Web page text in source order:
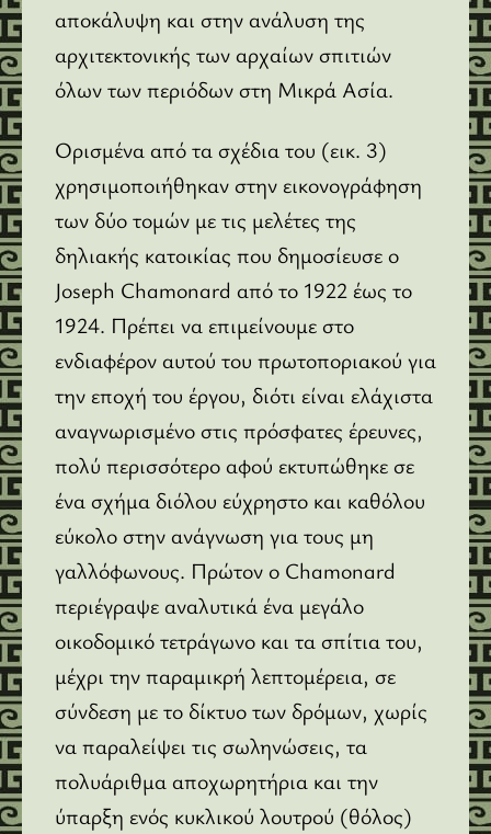
αποκάλυψη και στην ανάλυση της
αρχιτεκτονικής των αρχαίων σπιτιών
όλων των περιόδων στη Μικρά Ασία.
Ορισμένα από τα σχέδια του (εικ. 3)
χρησιμοποιήθηκαν στην εικονογράφηση
των δύο τομών με τις μελέτες της
δηλιακής κατοικίας που δημοσίευσε ο
Joseph Chamonard από το 1922 έως το
1924. Πρέπει να επιμείνουμε στο
ενδιαφέρον αυτού του πρωτοποριακού για
την εποχή του έργου, διότι είναι ελάχιστα
αναγνωρισμένο στις πρόσφατες έρευνες,
πολύ περισσότερο αφού εκτυπώθηκε σε
ένα σχήμα διόλου εύχρηστο και καθόλου
εύκολο στην ανάγνωση για τους μη
γαλλόφωνους. Πρώτον ο Chamonard
περιέγραψε αναλυτικά ένα μεγάλο
οικοδομικό τετράγωνο και τα σπίτια του,
μέχρι την παραμικρή λεπτομέρεια, σε
σύνδεση με το δίκτυο των δρόμων, χωρίς
να παραλείψει τις σωληνώσεις, τα
πολυάριθμα αποχωρητήρια και την
ύπαρξη ενός κυκλικού λουτρού (θόλος)